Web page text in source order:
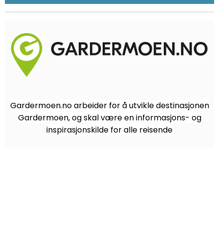
Gardermoen.no arbeider for å utvikle destinasjonen
Gardermoen, og skal være en informasjons- og
inspirasjonskilde for alle reisende